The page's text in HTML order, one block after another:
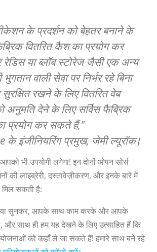
के प्रदर्शन को बेहतर बनाने के
वितरित कैश का प्रयोग कर
या ब्लॉब स्टोरेज जैसी एक अन्य
वाली सेवा पर निर्भर रहे बिना
रखने के लिए वितरित वेब
अनुमति देने के लिए सर्विस फैब्रिक
प्रयोग कर सकते हैं,"
के इंजीनियरिंग प्रमुख, जेमी ल्यूरॉक।
भी उपयोगी लगेगा! इन दोनों ओपन सोर्स
की लाइब्रेरी, दस्तावेज़ीकरण, और इनके बारे में
मिल सकती है:
सुनकर, आपके साथ काम करके और आपके
और साथ ही हम यह देखने के लिए उत्साहित हैं कि
को कहाँ ले जा सकते हैं! हमारे साथ बने रहे